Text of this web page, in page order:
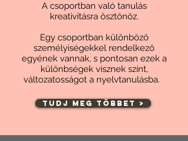
A csoportban való tanulás
kreativitásra ösztönöz.
Egy csoportban különböző
személyiségekkel rendelkező
egyének vannak, s pontosan ezek a
különbségek visznek színt,
változatosságot a nyelvtanulásba.
TUDJ MEG TÖBBET >